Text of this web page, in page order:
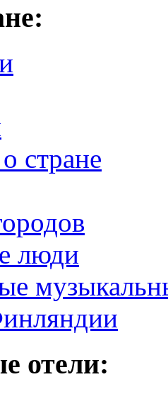
стране
люди
отели: